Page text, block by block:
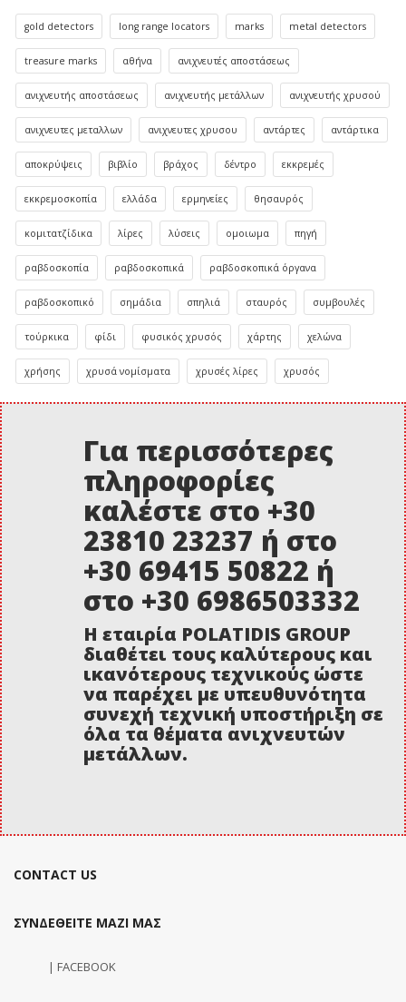
gold detectors long range locators marks metal detectors
treasure marks αθήνα ανιχνευτές αποστάσεως
ανιχνευτής αποστάσεως ανιχνευτής μετάλλων ανιχνευτής χρυσού
ανιχνευτες μεταλλων ανιχνευτες χρυσου αντάρτες αντάρτικα
αποκρύψεις βιβλίο βράχος δέντρο εκκρεμές
εκκρεμοσκοπία ελλάδα ερμηνείες θησαυρός
κομιτατζίδικα λίρες λύσεις ομοιωμα πηγή
ραβδοσκοπία ραβδοσκοπικά ραβδοσκοπικά όργανα
ραβδοσκοπικό σημάδια σπηλιά σταυρός συμβουλές
τούρκικα φίδι φυσικός χρυσός χάρτης χελώνα
χρήσης χρυσά νομίσματα χρυσές λίρες χρυσός
Για περισσότερες
πληροφορίες
καλέστε στο +30
23810 23237 ή στο
+30 69415 50822 ή
στο +30 6986503332
Η εταιρία POLATIDIS GROUP
διαθέτει τους καλύτερους και
ικανότερους τεχνικούς ώστε
να παρέχει με υπευθυνότητα
συνεχή τεχνική υποστήριξη σε
όλα τα θέματα ανιχνευτών
μετάλλων.
CONTACT US
ΣΥΝΔΕΘΕΙΤΕ ΜΑΖΙ ΜΑΣ
| FACEBOOK